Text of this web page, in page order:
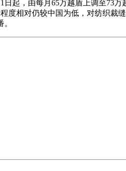
起，由每月65万越盾上调至73
度相对仍较中国为低，对纺织